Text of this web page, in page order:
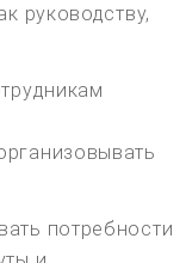
руководству,
потребности